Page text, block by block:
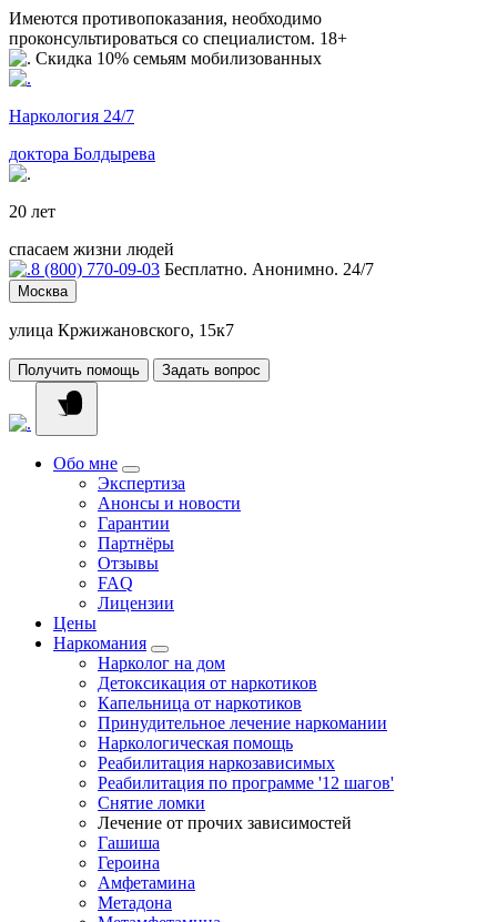
Имеются противопоказания, необходимо
проконсультироваться со специалистом. 18+
Скидка 10% семьям мобилизованных
Наркология 24/7
доктора Болдырева
20 лет
спасаем жизни людей
8 (800) 770-09-03 Бесплатно. Анонимно. 24/7
Москва
улица Кржижановского, 15к7
Получить помощь Задать вопрос
Обо мне
Экспертиза
Анонсы и новости
Гарантии
Партнёры
Отзывы
FAQ
Лицензии
Цены
Наркомания
Нарколог на дом
Детоксикация от наркотиков
Капельница от наркотиков
Принудительное лечение наркомании
Наркологическая помощь
Реабилитация наркозависимых
Реабилитация по программе '12 шагов'
Снятие ломки
Лечение от прочих зависимостей
Гашиша
Героина
Амфетамина
Метадона